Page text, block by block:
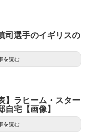
司選手のイギリスの
を読む
】ラヒーム・スター
自宅【画像】
を読む